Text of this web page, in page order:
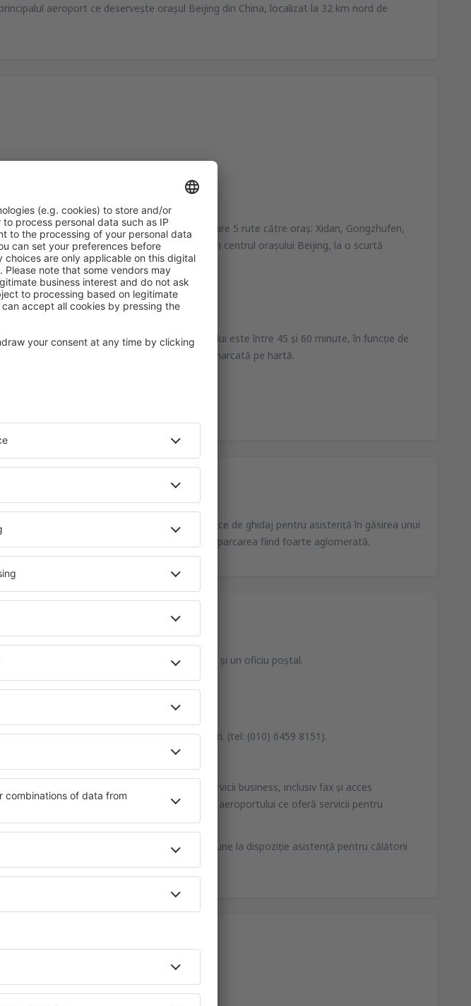
aeroport ce deserveşte oraşul Beijing din China, localizat la 32 km nord de
oraş pleacă din faţa terminalului Sosiri şi are 5 rute către oraş: Xidan, Gongzhufen,
Cea mai des utilizată rută este către Xidan în centrul oraşului Beijing, la o scurtă
la unele dintre cele mai mari hoteluri.
a fost deschisă în 2008.
Durata călătoriei către centrul oraşului este între 45 şi 60 minute, în funcţie de
adresa destinaţiei sau aceasta să fie marcată pe hartă.
pe 6 etaje, echipată cu ecrane electronice de ghidaj pentru asistenţă în găsirea unui
un astfel de spaţiu de parcare în avans, parcarea fiind foarte aglomerată.
multe birouri de schimb valutar, bancomate şi un oficiu poştal.
pe întreaga suprafaţă a aeroportului.
duty-free şi cu taxe.
în terminalul Sosiri, cât şi în terminalul Plecări. (tel: (010) 6459 8151).
stop şi o cabină de schimb pentru pasageri.
un centru de afaceri cu acces Internet, servicii business, inclusiv fax şi acces
VIP. Alternativ, există hoteluri în apropierea aeroportului ce oferă servicii pentru
şi Hotelul Capital Airport.
Beijing Airport Ground Service poate pune la dispoziţie asistenţă pentru călătorii